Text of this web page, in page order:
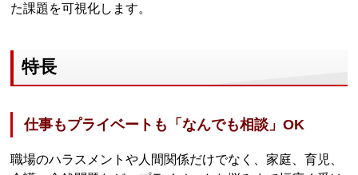
た課題を可視化します。
特長
仕事もプライベートも「なんでも相談」OK
職場のハラスメントや人間関係だけでなく、家庭、育児、